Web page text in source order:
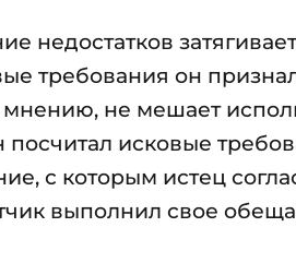
недостатков
требования он
мнению, не мешает
посчитал исковые
с которым истец
выполнил свое